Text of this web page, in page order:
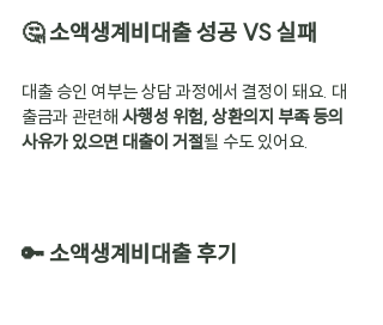
🤔 소액생계비대출 성공 VS 실패
대출 승인 여부는 상담 과정에서 결정이 돼요. 대
출금과 관련해 사행성 위험, 상환의지 부족 등의
사유가 있으면 대출이 거절될 수도 있어요.
🔑 소액생계비대출 후기